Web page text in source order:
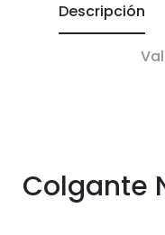
Descripción
Colgante